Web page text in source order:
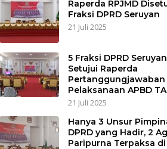
Raperda RPJMD
Fraksi DPRD Seruyan
21 Juli 2025
5 Fraksi DPRD Seruyan
Setujui Raperda
Pertanggungjawaban
Pelaksanaan APBD
21 Juli 2025
Hanya 3 Unsur
DPRD yang Hadir, 2
Paripurna Terpaksa